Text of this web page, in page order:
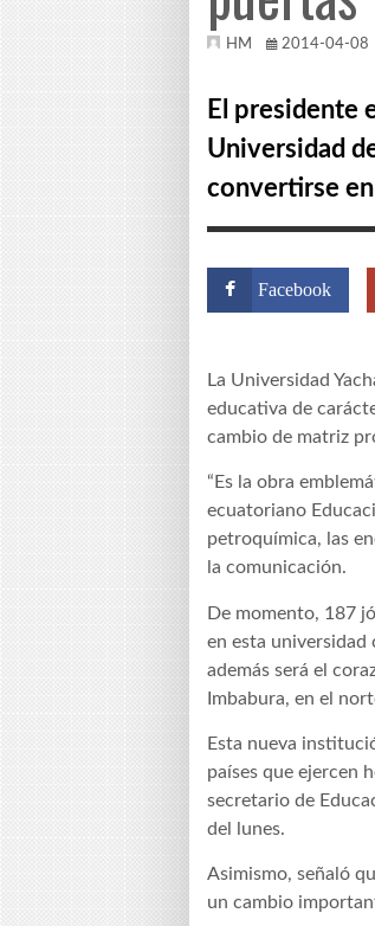
HM 2014-04-08
El presidente
Universidad
convertirse en
Facebook
La Universidad
educativa de
cambio de matriz
“Es la obra
ecuatoriano
petroquímica, las
la comunicación.
De momento, 187
en esta universidad
además será el
Imbabura, en el
Esta nueva
países que ejercen
secretario de
del lunes.
Asimismo, señaló
un cambio